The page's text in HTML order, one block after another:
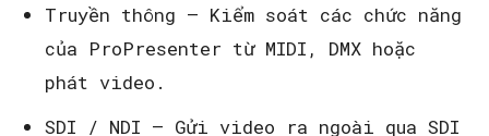
Truyền thông – Kiểm soát các chức năng
của ProPresenter từ MIDI, DMX hoặc
phát video.
SDI / NDI – Gửi video ra ngoài qua SDI